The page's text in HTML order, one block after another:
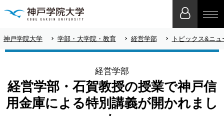
神戸学院大学 学部・大学院・教育 経営学部 トピックス&ニ
経営学部
経営学部・石賀教授の授業で神戸信
用金庫による特別講義が開かれまし